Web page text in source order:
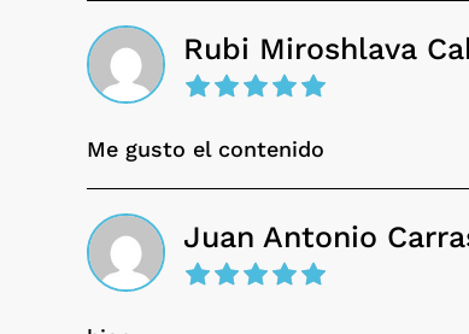
Rubi Miroshlava
Me gusto el contenido
Juan Antonio